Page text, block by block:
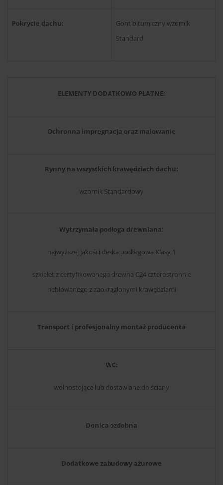
Pokrycie dachu:
Gont bitumiczny wzornik
Standard
ELEMENTY DODATKOWO PŁATNE:
Ochronna impregnacja oraz malowanie
Rynny na wszystkich krawędziach dachu:
wzornik Standardowy
Wytrzymała podłoga drewniana:
najwyższej jakości deska podłogowa Klasy 1
szkielet z certyfikowanego drewna C24 czterostronnie
heblowanego z zaokrąglonymi krawędziami
Transport i profesjonalny montaż producenta
WC:
wolnostojące lub dostawiane do ściany
Donica ozdobna
Dodatkowe zabudowy ażurowe